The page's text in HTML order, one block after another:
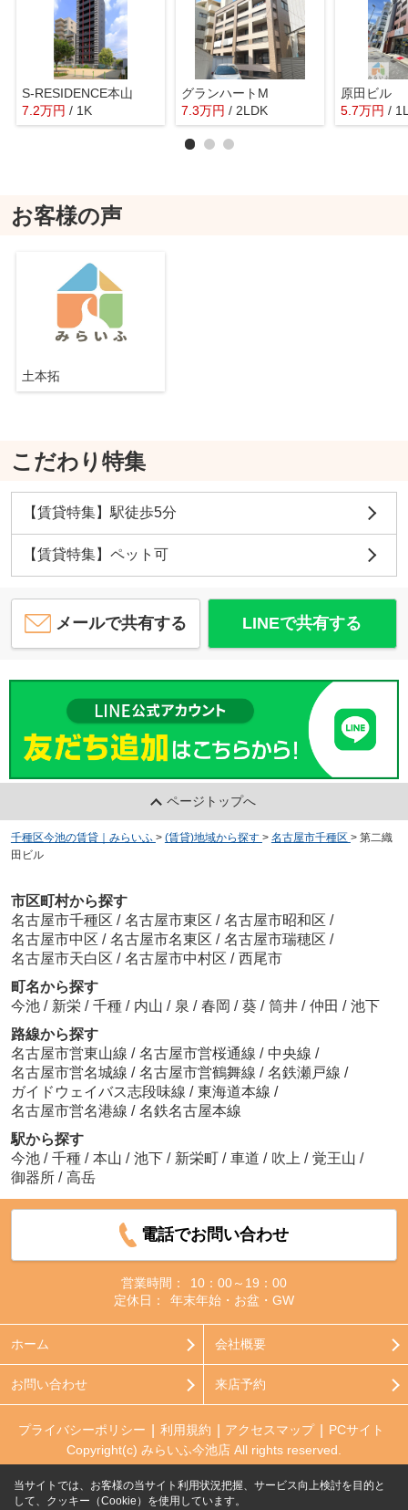
S-RESIDENCE本山
7.2万円 / 1K
グランハートM
7.3万円 / 2LDK
原田ビル
5.7万円 /
お客様の声
土本拓
こだわり特集
【賃貸特集】駅徒歩5分
【賃貸特集】ペット可
メールで共有する LINEで共有する
ページトップへ
千種区今池の賃貸｜みらいふ > (賃貸)地域から探す > 名古屋市千種区 > 第二織
田ビル
市区町村から探す
名古屋市千種区 / 名古屋市東区 / 名古屋市昭和区 /
名古屋市中区 / 名古屋市名東区 / 名古屋市瑞穂区 /
名古屋市天白区 / 名古屋市中村区 / 西尾市
町名から探す
今池 / 新栄 / 千種 / 内山 / 泉 / 春岡 / 葵 / 筒井 / 仲田 / 池下
路線から探す
名古屋市営東山線 / 名古屋市営桜通線 / 中央線 /
名古屋市営名城線 / 名古屋市営鶴舞線 / 名鉄瀬戸線 /
ガイドウェイバス志段味線 / 東海道本線 /
名古屋市営名港線 / 名鉄名古屋本線
駅から探す
今池 / 千種 / 本山 / 池下 / 新栄町 / 車道 / 吹上 / 覚王山 /
御器所 / 高岳
電話でお問い合わせ
営業時間：
10：00～19：00
定休日：
年末年始・お盆・GW
ホーム 会社概要
お問い合わせ 来店予約
プライバシーポリシー 利用規約 アクセスマップ
PCサイト
Copyright(c) みらいふ今池店 All rights reserved.
当サイトでは、お客様の当サイト利用状況把握、サービス向上検討を目的と
して、クッキー（Cookie）を使用しています。